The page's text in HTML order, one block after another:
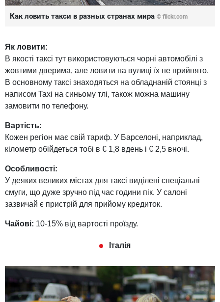
Как ловить такси в разных странах мира © flickr.com
Як ловити:
В якості таксі тут використовуються чорні автомобілі з
жовтими дверима, але ловити на вулиці їх не прийнято.
В основному таксі знаходяться на обладнаній стоянці з
написом Taxi на синьому тлі, також можна машину
замовити по телефону.
Вартість:
Кожен регіон має свій тариф. У Барселоні, наприклад,
кілометр обійдеться тобі в € 1,8 вдень і € 2,5 вночі.
Особливості:
У деяких великих містах для таксі виділені спеціальні
смуги, що дуже зручно під час години пік. У салоні
зазвичай є пристрій для прийому кредиток.
Чайові: 10-15% від вартості проїзду.
Італія